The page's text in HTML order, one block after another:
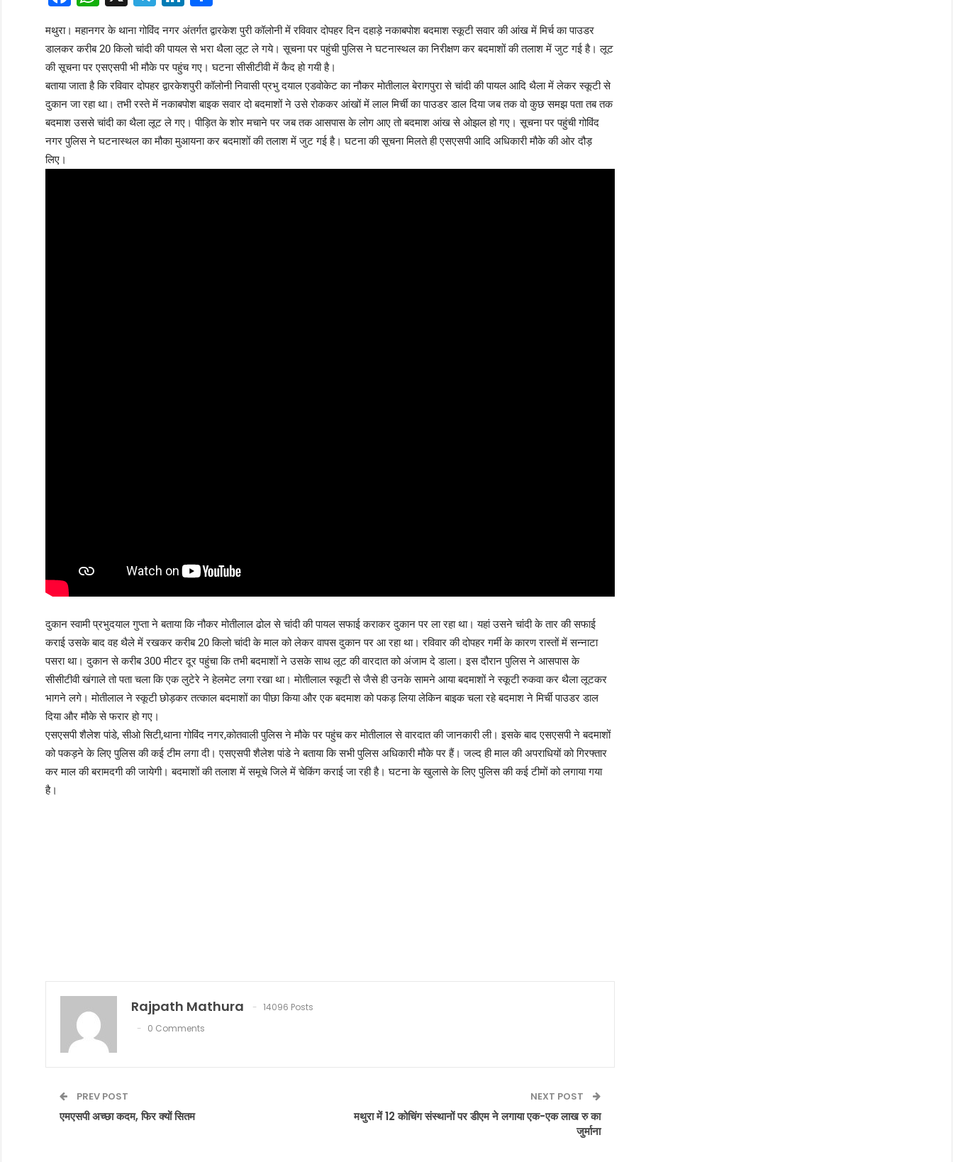
मथुरा। महानगर के थाना गोविंद नगर अंतर्गत द्वारकेश पुरी कॉलोनी में रविवार दोपहर दिन दहाड़े नकाबपोश बदमाश स्कूटी सवार की आंख में मिर्च का पाउडर
डालकर करीब 20 किलो चांदी की पायल से भरा थैला लूट ले गये। सूचना पर पहुंची पुलिस ने घटनास्थल का निरीक्षण कर बदमाशों की तलाश में जुट गई है। लूट
की सूचना पर एसएसपी भी मौके पर पहुंच गए। घटना सीसीटीवी में कैद हो गयी है।
बताया जाता है कि रविवार दोपहर द्वारकेशपुरी कॉलोनी निवासी प्रभु दयाल एडवोकेट का नौकर मोतीलाल बेरागपुरा से चांदी की पायल आदि थैला में लेकर स्कूटी से
दुकान जा रहा था। तभी रस्ते में नकाबपोश बाइक सवार दो बदमाशों ने उसे रोककर आंखों में लाल मिर्ची का पाउडर डाल दिया जब तक वो कुछ समझ पता तब तक
बदमाश उससे चांदी का थैला लूट ले गए। पीड़ित के शोर मचाने पर जब तक आसपास के लोग आए तो बदमाश आंख से ओझल हो गए। सूचना पर पहुंची गोविंद
नगर पुलिस ने घटनास्थल का मौका मुआयना कर बदमाशों की तलाश में जुट गई है। घटना की सूचना मिलते ही एसएसपी आदि अधिकारी मौके की ओर दौड़
लिए।
दुकान स्वामी प्रभुदयाल गुप्ता ने बताया कि नौकर मोतीलाल ढोल से चांदी की पायल सफाई कराकर दुकान पर ला रहा था। यहां उसने चांदी के तार की सफाई
कराई उसके बाद वह थैले में रखकर करीब 20 किलो चांदी के माल को लेकर वापस दुकान पर आ रहा था। रविवार की दोपहर गर्मी के कारण रास्तों में सन्नाटा
पसरा था। दुकान से करीब 300 मीटर दूर पहुंचा कि तभी बदमाशों ने उसके साथ लूट की वारदात को अंजाम दे डाला। इस दौरान पुलिस ने आसपास के
सीसीटीवी खंगाले तो पता चला कि एक लुटेरे ने हेलमेट लगा रखा था। मोतीलाल स्कूटी से जैसे ही उनके सामने आया बदमाशों ने स्कूटी रुकवा कर थैला लूटकर
भागने लगे। मोतीलाल ने स्कूटी छोड़कर तत्काल बदमाशों का पीछा किया और एक बदमाश को पकड़ लिया लेकिन बाइक चला रहे बदमाश ने मिर्ची पाउडर डाल
दिया और मौके से फरार हो गए।
एसएसपी शैलेश पांडे, सीओ सिटी,थाना गोविंद नगर,कोतवाली पुलिस ने मौके पर पहुंच कर मोतीलाल से वारदात की जानकारी ली। इसके बाद एसएसपी ने बदमाशों
को पकड़ने के लिए पुलिस की कई टीम लगा दी। एसएसपी शैलेश पांडे ने बताया कि सभी पुलिस अधिकारी मौके पर हैं। जल्द ही माल की अपराधियों को गिरफ्तार
कर माल की बरामदगी की जायेगी। बदमाशों की तलाश में समूचे जिले में चेकिंग कराई जा रही है। घटना के खुलासे के लिए पुलिस की कई टीमों को लगाया गया
है।
Rajpath Mathura
14096 Posts
0 Comments
PREV POST
एमएसपी अच्छा कदम, फिर क्यों सितम
NEXT POST
मथुरा में 12 कोचिंग संस्थानों पर डीएम ने लगाया एक-एक लाख रु का
जुर्माना